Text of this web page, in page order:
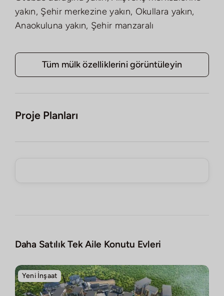
yakın, Şehir merkezine yakın, Okullara yakın,
Anaokuluna yakın, Şehir manzaralı
Tüm mülk özelliklerini görüntüleyin
Proje Planları
Daha Satılık Tek Aile Konutu Evleri
Yeni İnşaat